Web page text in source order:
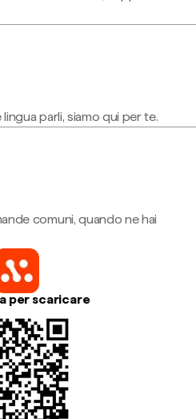
parli, siamo qui per te.
comuni, quando ne hai
per scaricare